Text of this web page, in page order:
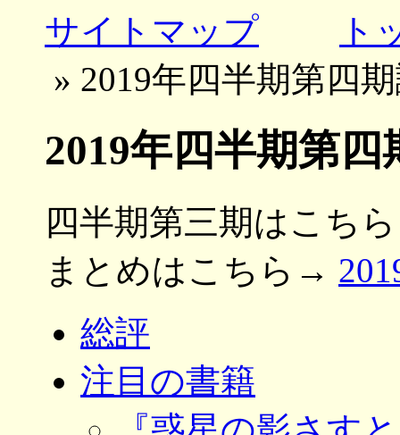
サイトマップ
ト
» 2019年四半期第四
2019年四半期第
四半期第三期はこち
まとめはこちら→
総評
注目の書籍